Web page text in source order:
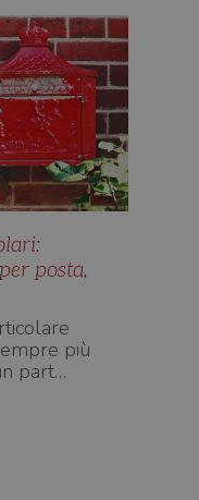
posta,
più
part…